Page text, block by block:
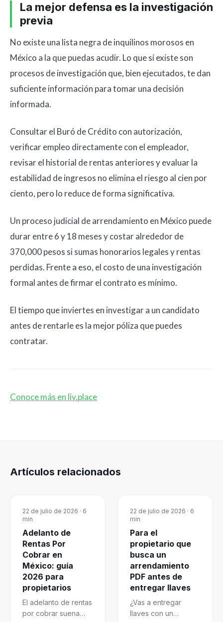
La mejor defensa es la investigación
previa
No existe una lista negra de inquilinos morosos en
México a la que puedas acudir. Lo que sí existe son
procesos de investigación que, bien ejecutados, te dan
suficiente información para tomar una decisión
informada.
Consultar el Buró de Crédito con autorización,
verificar empleo directamente con el empleador,
revisar el historial de rentas anteriores y evaluar la
estabilidad de ingresos no elimina el riesgo al cien por
ciento, pero lo reduce de forma significativa.
Un proceso judicial de arrendamiento en México puede
durar entre 6 y 18 meses y costar alrededor de
370,000 pesos si sumas honorarios legales y rentas
perdidas. Frente a eso, el costo de una investigación
formal antes de firmar el contrato es mínimo.
El tiempo que inviertes en investigar a un candidato
antes de rentarle es la mejor póliza que puedes
contratar.
Conoce más en liv.place
Artículos relacionados
22 de julio de 2026 · 6
min
Adelanto de
Rentas Por
Cobrar en
México: guía
2026 para
propietarios
El adelanto de rentas
por cobrar suena
22 de julio de 2026 · 6
min
Para el
propietario que
busca un
arrendamiento
PDF antes de
entregar llaves
¿Vas a entregar
llaves con un